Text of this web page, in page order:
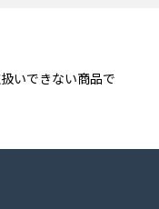
いできない商品で